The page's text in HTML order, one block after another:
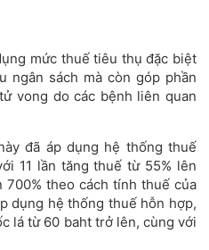
mức thuế tiêu thụ đặc biệt
ngân sách mà còn góp phần
vong do các bệnh liên quan
đã áp dụng hệ thống thuế
11 lần tăng thuế từ 55% lên
700% theo cách tính thuế của
dụng hệ thống thuế hỗn hợp,
lá từ 60 baht trở lên, cùng với